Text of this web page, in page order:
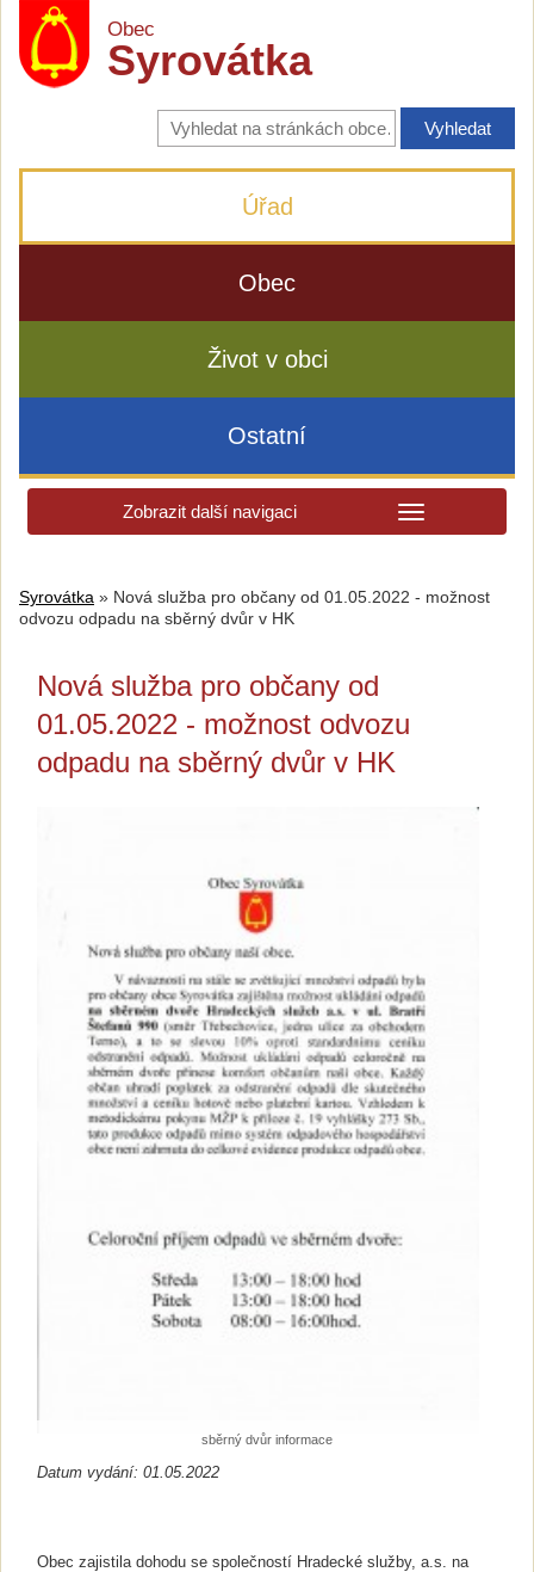
Obec
Syrovátka
Vyhledávání
na
stránkách
Úřad
Obec
Život v obci
Ostatní
Zobrazit další navigaci
Syrovátka » Nová služba pro občany od 01.05.2022 - možnost
odvozu odpadu na sběrný dvůr v HK
Nová služba pro občany od
01.05.2022 - možnost odvozu
odpadu na sběrný dvůr v HK
sběrný dvůr informace
Datum vydání: 01.05.2022
Obec zajistila dohodu se společností Hradecké služby, a.s. na